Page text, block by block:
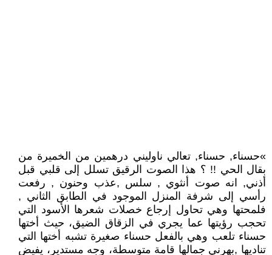
»حسناء, حسناء, تعالي ناوليني درهمين من الخميرة من
بقال الحي !! ؟ هذا الصوت الرقيق تسلل إلى قلبي قبل
أذني, انه صوت أنثوي , سلس ,عذب وحنون , رفعت
رأسي إلى شرفة المنزل الموجود في الطابق الثاني ,
فلمحتها وهي تحاول إرجاع خصلات شعرها الأسود التي
تحجب رؤيتها عما يجري في الزقاق الضيق، حيث أختها
حسناء تلعب وهي بالفعل حسناء صغيرة تشبه أختها التي
تناديها ,بهرني جمالها قامة متوسطة، وجه مستدير، يفيض